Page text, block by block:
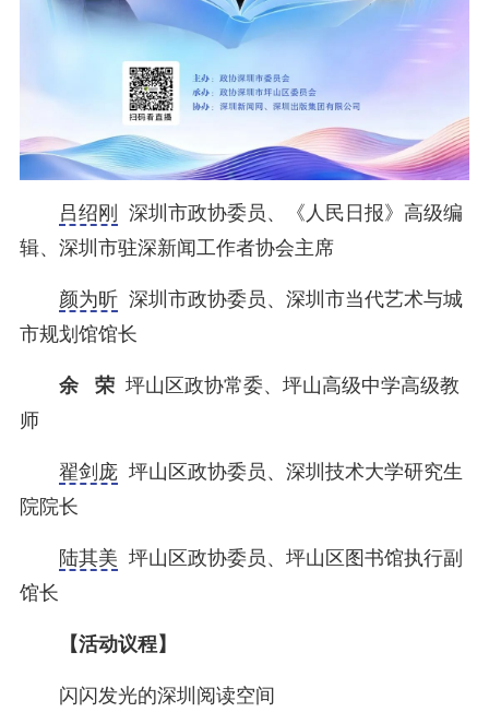
吕绍刚
深圳市政协委员、《人民日报》高级编
辑、深圳市驻深新闻工作者协会主席
颜为昕 深圳市政协委员、深圳市当代艺术与城
市规划馆馆长
余 荣 坪山区政协常委、坪山高级中学高级教
师
翟剑庞 坪山区政协委员、深圳技术大学研究生
院院长
陆其美 坪山区政协委员、坪山区图书馆执行副
馆长
【活动议程】
闪闪发光的深圳阅读空间